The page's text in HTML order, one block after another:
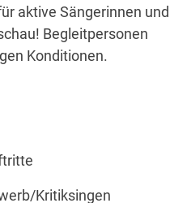
aktive Sängerinnen und
Begleitpersonen
Konditionen.
Kritiksingen